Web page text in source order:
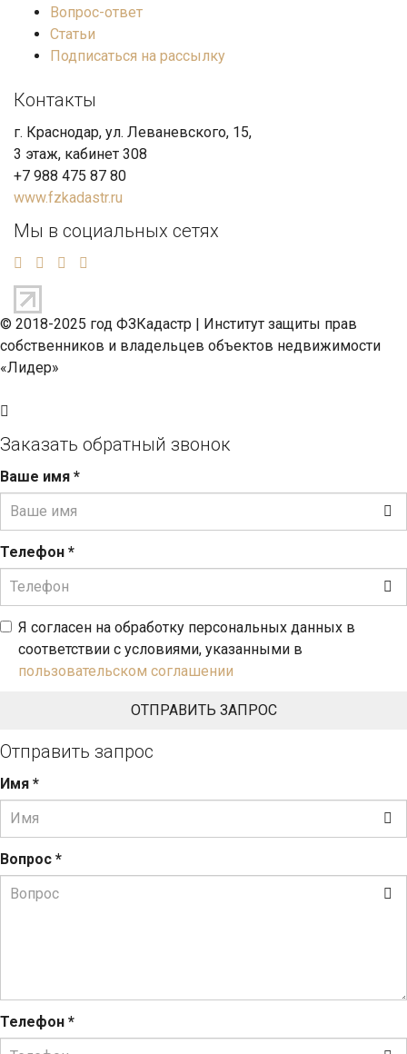
Вопрос-ответ
Статьи
Подписаться на рассылку
Контакты
г. Краснодар, ул. Леваневского, 15,
3 этаж, кабинет 308
+7 988 475 87 80
www.fzkadastr.ru
Мы в социальных сетях
© 2018-2025 год ФЗКадастр | Институт защиты прав
собственников и владельцев объектов недвижимости
«Лидер»
Заказать обратный звонок
Ваше имя *
Телефон *
Я согласен на обработку персональных данных в
соответствии с условиями, указанными в
пользовательском соглашении
Отправить запрос
Имя *
Вопрос *
Телефон *